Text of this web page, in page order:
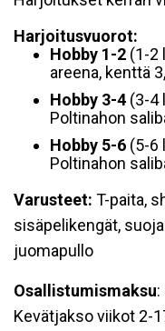
Harjoitusvuorot:
Hobby 1-2 (1-2
areena, kenttä
Hobby 3-4 (3-4
Poltinahon
Hobby 5-6 (5-6
Poltinahon
Varusteet: T-paita,
sisäpelikengät,
juomapullo
Osallistumismaksu
Kevätjakso viikot 2-